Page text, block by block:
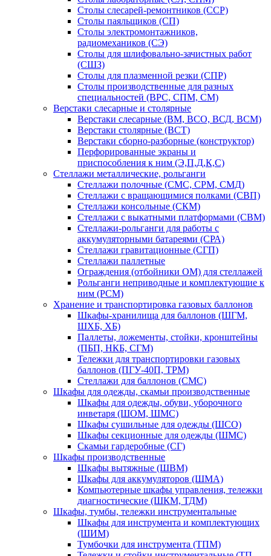
Столы слесарей-ремонтников (ССР)
Столы паяльщиков (СП)
Столы электромонтажников,
радиомехаников (СЭ)
Столы для шлифовально-зачистных работ
(СШЗ)
Столы для плазменной резки (СПР)
Столы производственные для разных
специальностей (ВРС, СПМ, СМ)
Верстаки слесарные и столярные
Верстаки слесарные (ВМ, ВСО, ВСД, ВСМ)
Верстаки столярные (ВСТ)
Верстаки сборно-разборные (конструктор)
Перфорированные экраны и
приспособления к ним (Э,П,Д,К,С)
Стеллажи металлические, рольганги
Стеллажи полочные (СМС, СРМ, СМД)
Стеллажи с вращающимися полками (СВП)
Стеллажи консольные (СКМ)
Стеллажи с выкатными платформами (СВМ)
Стеллажи-рольганги для работы с
аккумуляторными батареями (СРА)
Стеллажи гравитационные (СГП)
Стеллажи паллетные
Ограждения (отбойники ОМ) для стеллажей
Рольганги неприводные и комплектующие к
ним (РСМ)
Хранение и транспортировка газовых баллонов
Шкафы-хранилища для баллонов (ШГМ,
ШХБ, ХБ)
Паллеты, ложементы, стойки, кронштейны
(ПБП, НКБ, СГМ)
Тележки для транспортировки газовых
баллонов (ПГУ-40П, ТРМ)
Стеллажи для баллонов (СМС)
Шкафы для одежды, скамьи производственные
Шкафы для одежды, обуви, уборочного
инветаря (ШОМ, ШМС)
Шкафы сушильные для одежды (ШСО)
Шкафы секционные для одежды (ШМС)
Скамьи гардеробные (СГ)
Шкафы производственные
Шкафы вытяжные (ШВМ)
Шкафы для аккумуляторов (ШМА)
Компьютерные шкафы управления, тележки
диагностические (ШКМ, ТДМ)
Шкафы, тумбы, тележки инструментальные
Шкафы для инструмента и комплектующих
(ШИМ)
Тумбочки для инструмента (ТПМ)